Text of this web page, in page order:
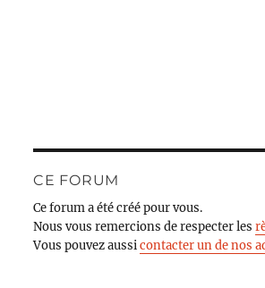
CE FORUM
Ce forum a été créé pour vous.
Nous vous remercions de respecter les
Vous pouvez aussicontacter un de nos